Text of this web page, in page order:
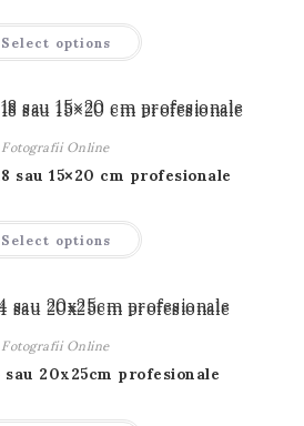
Select options Acest
produs
are
multe
variații.
Opțiunile
alese
în
Fotografii Online
sau 15×20 cm profesionale
Select options Acest
produs
are
multe
variații.
Opțiunile
alese
în
Fotografii Online
20x25cm profesionale